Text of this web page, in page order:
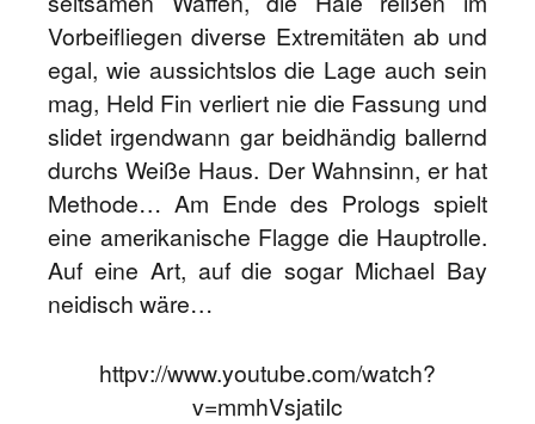
Vorbeifliegen diverse Extremitäten ab und
egal, wie aussichtslos die Lage auch sein
mag, Held Fin verliert nie die Fassung und
slidet irgendwann gar beidhändig ballernd
durchs Weiße Haus. Der Wahnsinn, er hat
Methode… Am Ende des Prologs spielt
eine amerikanische Flagge die Hauptrolle.
Auf eine Art, auf die sogar Michael Bay
neidisch wäre…
httpv://www.youtube.com/watch?
v=mmhVsjatiIc